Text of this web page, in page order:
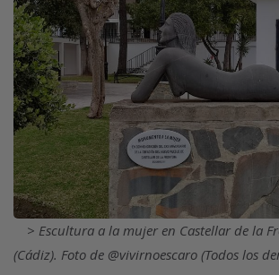
Escultura a la mujer en Castellar de la
(Cádiz). Foto de @vivirnoescaro (Todos los